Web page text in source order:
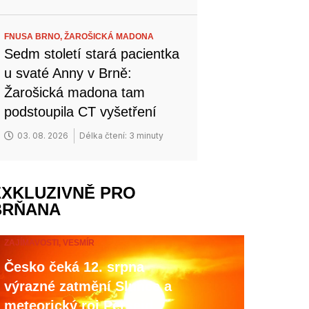
FNUSA BRNO,ŽAROŠICKÁ MADONA
Sedm století stará pacientka
u svaté Anny v Brně:
Žarošická madona tam
podstoupila CT vyšetření
03. 08. 2026 Délka čtení: 3 minuty
PRO
ZAJÍMAVOSTI,VESMÍR
Česko čeká 12. srpna
výrazné zatmění Slunce a
meteorický roj Perseid